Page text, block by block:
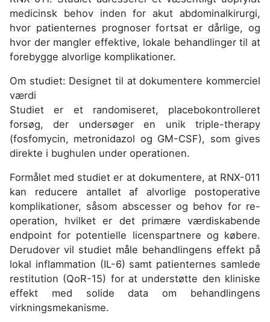
medicinsk behov inden for akut abdominalkirurgi,
hvor patienternes prognoser fortsat er dårlige, og
hvor der mangler effektive, lokale behandlinger til at
forebygge alvorlige komplikationer.
Om studiet: Designet til at dokumentere kommerciel
værdi
Studiet er et randomiseret, placebokontrolleret
forsøg, der undersøger en unik triple-therapy
(fosfomycin, metronidazol og GM-CSF), som gives
direkte i bughulen under operationen.
Formålet med studiet er at dokumentere, at RNX-011
kan reducere antallet af alvorlige postoperative
komplikationer, såsom abscesser og behov for re-
operation, hvilket er det primære værdiskabende
endpoint for potentielle licenspartnere og købere.
Derudover vil studiet måle behandlingens effekt på
lokal inflammation (IL-6) samt patienternes samlede
restitution (QoR-15) for at understøtte den kliniske
effekt med solide data om behandlingens
virkningsmekanisme.